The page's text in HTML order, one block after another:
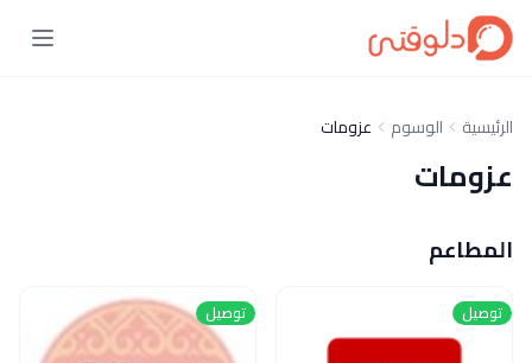
الرئيسية الوسوم عزومات
عزومات
المطاعم
توصيل توصيل